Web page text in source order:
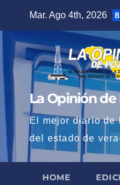
contenido
Mar. Ago 4th, 2026
La Opinión de
El mejor diario de
del estado de
HOME